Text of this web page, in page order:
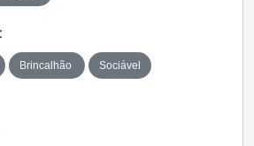
Brincalhão Sociável